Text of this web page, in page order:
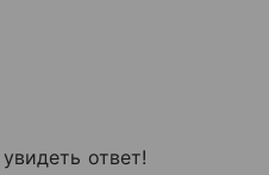
ответ!